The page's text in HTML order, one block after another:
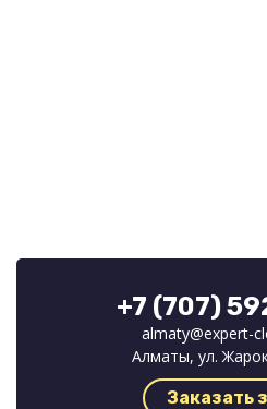
+7 (707)
almaty@expert-
Алматы, ул.
Заказать